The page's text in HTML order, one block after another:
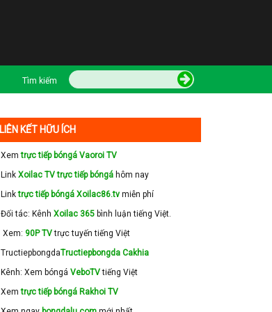
Tìm kiếm
LIÊN KẾT HỮU ÍCH
Xemtrực tiếp bóngá Vaoroi TV
Link Xoilac TV trực tiếp bóngá hôm nay
Linktrực tiếp bóngá Xoilac86.tv miễn phí
Đối tác: Kênh Xoilac 365 bình luận tiếng Việt.
Xem: 90P TVtrực tuyến tiếng Việt
TructiepbongdaTructiepbongda Cakhia
Kênh: Xem bóngá VeboTVtiếng Việt
Xemtrực tiếp bóngá Rakhoi TV